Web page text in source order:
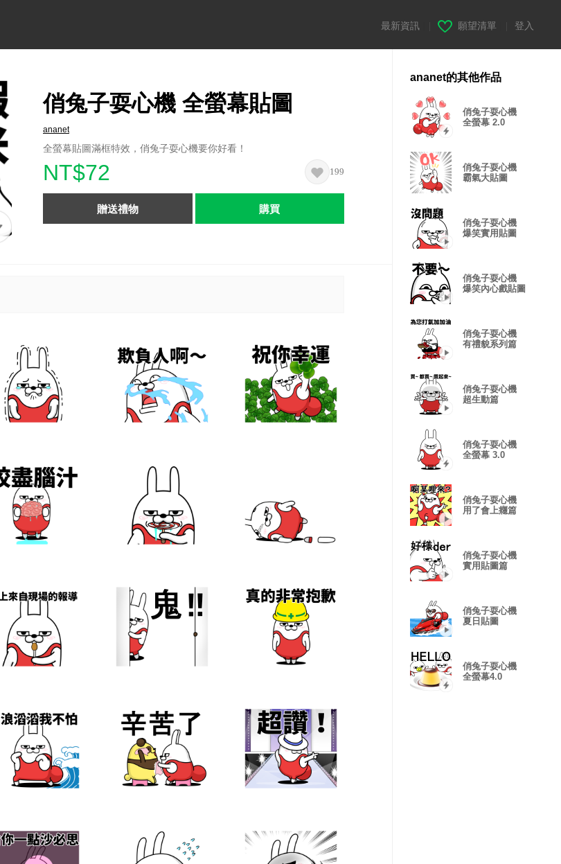
最新資訊 願望清單 登入
俏兔子耍心機 全螢幕貼圖
ananet
全螢幕貼圖滿框特效，俏兔子耍心機要你好看！
NT$72 199
贈送禮物 購買
ananet的其他作品
俏兔子耍心機
全螢幕 2.0
俏兔子耍心機
霸氣大貼圖
俏兔子耍心機
爆笑實用貼圖
俏兔子耍心機
爆笑內心戲貼圖
俏兔子耍心機
有禮貌系列篇
俏兔子耍心機
超生動篇
俏兔子耍心機
全螢幕 3.0
俏兔子耍心機
用了會上癮篇
俏兔子耍心機
實用貼圖篇
俏兔子耍心機
夏日貼圖
俏兔子耍心機
全螢幕4.0